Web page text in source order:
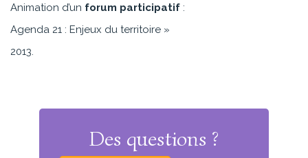
Animation d’un forum participatif :
Agenda 21 : Enjeux du territoire »
2013.
Des questions ?